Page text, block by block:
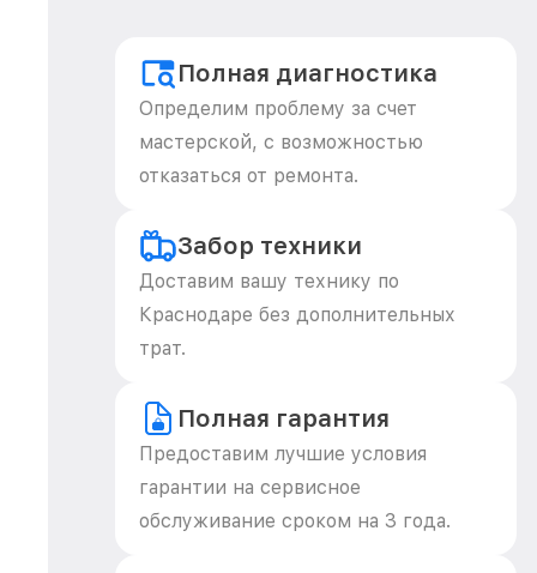
Полная диагностика
Определим проблему за счет
мастерской, с возможностью
отказаться от ремонта.
Забор техники
Доставим вашу технику по
Краснодаре без дополнительных
трат.
Полная гарантия
Предоставим лучшие условия
гарантии на сервисное
обслуживание сроком на 3 года.